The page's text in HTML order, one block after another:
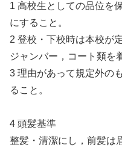
1 高校生としての品位を
にすること。
2 登校・下校時は本校が
ジャンバー，コート類を
3 理由があって規定外の
ること。
4 頭髪基準
整髪・清潔にし，前髪は